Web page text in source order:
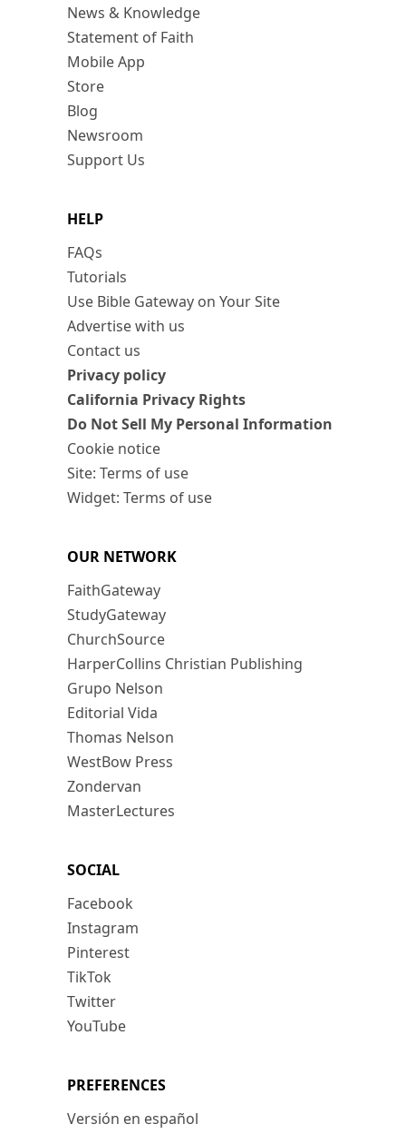
News & Knowledge
Statement of Faith
Mobile App
Store
Blog
Newsroom
Support Us
HELP
FAQs
Tutorials
Use Bible Gateway on Your Site
Advertise with us
Contact us
Privacy policy
California Privacy Rights
Do Not Sell My Personal Information
Cookie notice
Site: Terms of use
Widget: Terms of use
OUR NETWORK
FaithGateway
StudyGateway
ChurchSource
HarperCollins Christian Publishing
Grupo Nelson
Editorial Vida
Thomas Nelson
WestBow Press
Zondervan
MasterLectures
SOCIAL
Facebook
Instagram
Pinterest
TikTok
Twitter
YouTube
PREFERENCES
Versión en español